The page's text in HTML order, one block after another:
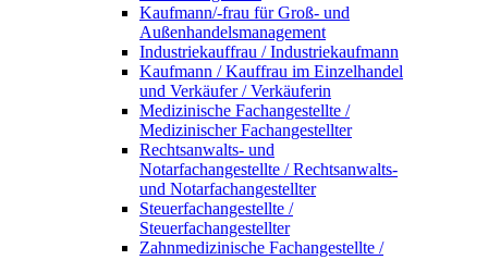
Kaufmann/-frau für Groß- und
Außenhandelsmanagement
Industriekauffrau / Industriekaufmann
Kaufmann / Kauffrau im Einzelhandel
und Verkäufer / Verkäuferin
Medizinische Fachangestellte /
Medizinischer Fachangestellter
Rechtsanwalts- und
Notarfachangestellte / Rechtsanwalts-
und Notarfachangestellter
Steuerfachangestellte /
Steuerfachangestellter
Zahnmedizinische Fachangestellte /